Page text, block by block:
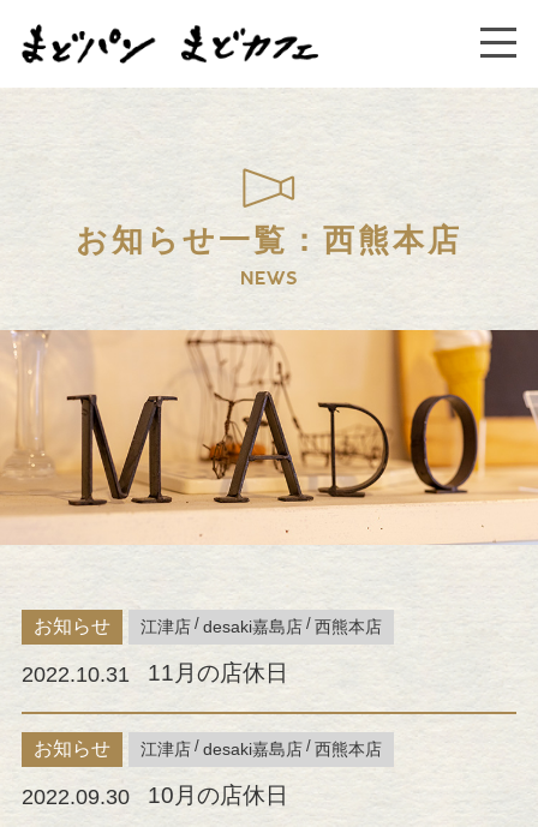
お知らせ一覧：西熊本店
NEWS
お知らせ 江津店 desaki嘉島店 西熊本店
2022.10.31 11月の店休日
お知らせ 江津店 desaki嘉島店 西熊本店
2022.09.30 10月の店休日